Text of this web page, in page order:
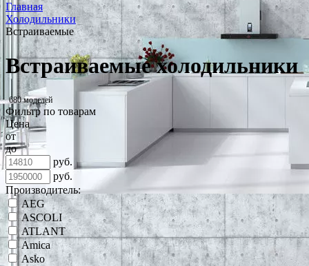
Главная
Холодильники
Встраиваемые
Встраиваемые холодильники
680 моделей
Фильтр по товарам
Цена
от
до
руб.
руб.
Производитель:
AEG
ASCOLI
ATLANT
Amica
Asko